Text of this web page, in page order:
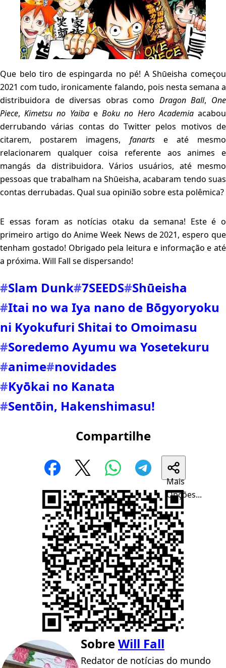
Que belo tiro de espingarda no pé! A Shūeisha começou
2021 com tudo, ironicamente falando, pois nesta semana a
distribuidora de diversas obras como Dragon Ball, One
Piece,Kimetsu no YaibaeBoku no Hero Academiaacabou
derrubando várias contas do Twitter pelos motivos de
citarem, postarem imagens, fanartse até mesmo
relacionarem qualquer coisa referente aos animes e
mangás da distribuidora. Vários usuários, até mesmo
pessoas que trabalham na Shūeisha, acabaram tendo suas
contas derrubadas. Qual sua opinião sobre esta polêmica?
E essas foram as notícias otaku da semana! Este é o
primeiro artigo do Anime Week News de 2021, espero que
tenham gostado! Obrigado pela leitura e informação e até
a próxima. Will Fall se dispersando!
#Slam Dunk#7SEEDS#Shūeisha
#Itai no wa Iya nano de Bōgyoryoku
ni Kyokufuri Shitai to Omoimasu
#Soredemo Ayumu wa Yosetekuru
#anime#novidades
#Kyōkai no Kanata
#Sentōin, Hakenshimasu!
Compartilhe
Mais
Opções...
SobreWill Fall
Redator de notícias do mundo